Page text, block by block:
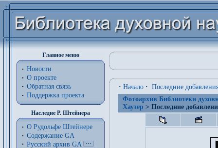
Главное меню
Новости
О проекте
Обратная связь
Поддержка проекта
Наследие Р. Штейнера
О Рудольфе Штейнере
Содержание GA
Русский архив GA
· Начало · Последние
Фотоархив Библиотеки
Хаузер > Последние